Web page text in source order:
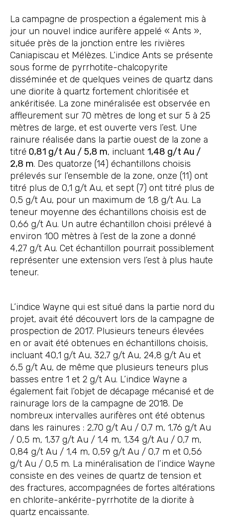
La campagne de prospection a également mis à
jour un nouvel indice aurifère appelé « Ants »,
située près de la jonction entre les rivières
Caniapiscau et Mélèzes. L’indice Ants se présente
sous forme de pyrrhotite-chalcopyrite
disséminée et de quelques veines de quartz dans
une diorite à quartz fortement chloritisée et
ankéritisée. La zone minéralisée est observée en
affleurement sur 70 mètres de long et sur 5 à 25
mètres de large, et est ouverte vers l’est. Une
rainure réalisée dans la partie ouest de la zone a
titré 0,81 g/t Au / 5,8 m, incluant 1,48 g/t Au /
2,8 m. Des quatorze (14) échantillons choisis
prélevés sur l’ensemble de la zone, onze (11) ont
titré plus de 0,1 g/t Au, et sept (7) ont titré plus de
0,5 g/t Au, pour un maximum de 1,8 g/t Au. La
teneur moyenne des échantillons choisis est de
0,66 g/t Au. Un autre échantillon choisi prélevé à
environ 100 mètres à l’est de la zone a donné
4,27 g/t Au. Cet échantillon pourrait possiblement
représenter une extension vers l’est à plus haute
teneur.
L’indice Wayne qui est situé dans la partie nord du
projet, avait été découvert lors de la campagne de
prospection de 2017. Plusieurs teneurs élevées
en or avait été obtenues en échantillons choisis,
incluant 40,1 g/t Au, 32,7 g/t Au, 24,8 g/t Au et
6,5 g/t Au, de même que plusieurs teneurs plus
basses entre 1 et 2 g/t Au. L’indice Wayne a
également fait l’objet de décapage mécanisé et de
rainurage lors de la campagne de 2018. De
nombreux intervalles aurifères ont été obtenus
dans les rainures : 2,70 g/t Au / 0,7 m, 1,76 g/t Au
/ 0,5 m, 1,37 g/t Au / 1,4 m, 1,34 g/t Au / 0,7 m,
0,84 g/t Au / 1,4 m, 0,59 g/t Au / 0,7 m et 0,56
g/t Au / 0,5 m. La minéralisation de l’indice Wayne
consiste en des veines de quartz de tension et
des fractures, accompagnées de fortes altérations
en chlorite-ankérite-pyrrhotite de la diorite à
quartz encaissante.